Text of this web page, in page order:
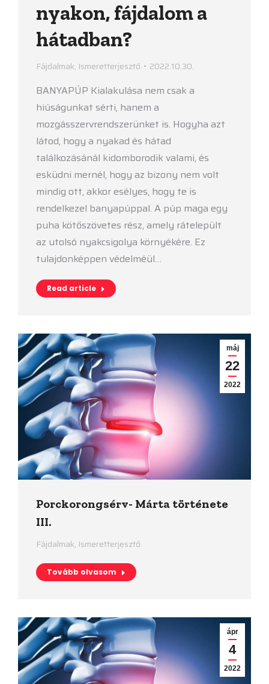
nyakon, fájdalom a
hátadban?
Fájdalmak, Ismeretterjesztő 2022.10.30.
BANYAPÚP Kialakulása nem csak a
hiúságunkat sérti, hanem a
mozgásszervrendszerünket is. Hogyha azt
látod, hogy a nyakad és hátad
találkozásánál kidomborodik valami, és
esküdni mernél, hogy az bizony nem volt
mindig ott, akkor esélyes, hogy te is
rendelkezel banyapúppal. A púp maga egy
puha kötőszövetes rész, amely rátelepült
az utolsó nyakcsigolya környékére. Ez
tulajdonképpen védelméül…
Read article
máj
22
2022
Porckorongsérv- Márta története
III.
Fájdalmak, Ismeretterjesztő
Tovább olvasom
ápr
4
2022